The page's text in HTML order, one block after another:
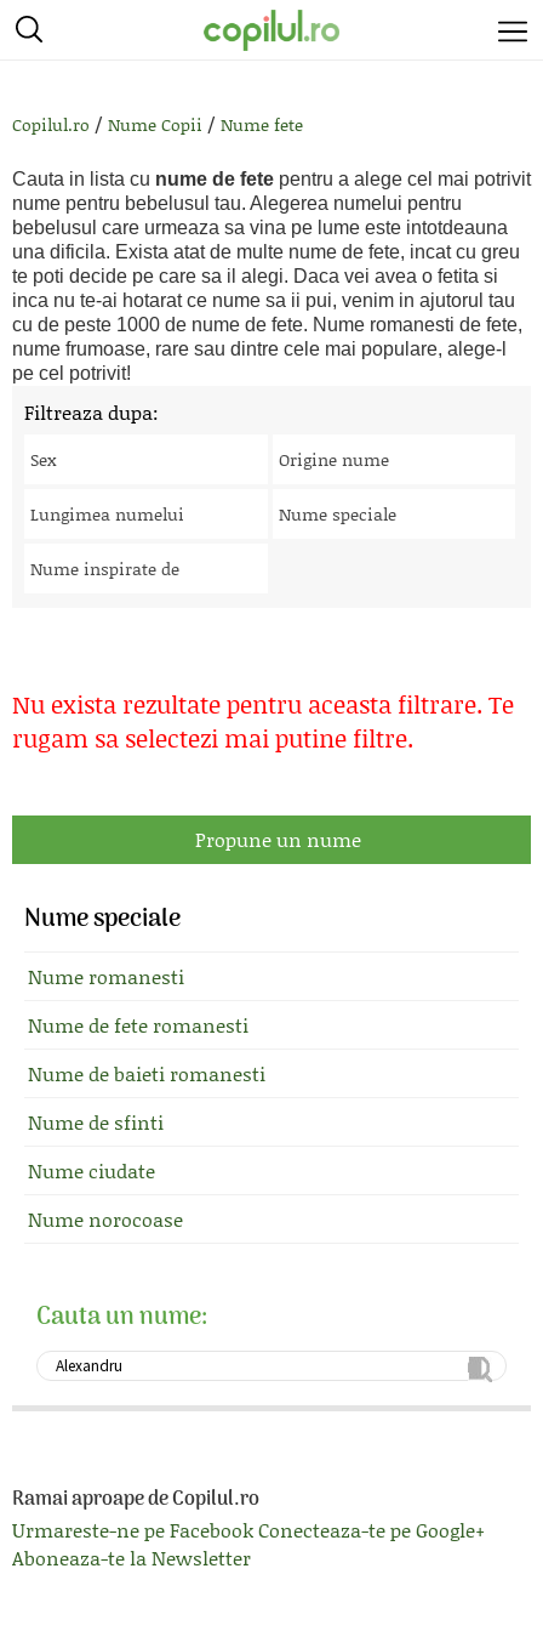
Copilul.ro / Nume Copii / Nume fete
Cauta in lista cu nume de fete pentru a alege cel mai potrivit
nume pentru bebelusul tau. Alegerea numelui pentru
bebelusul care urmeaza sa vina pe lume este intotdeauna
una dificila. Exista atat de multe nume de fete, incat cu greu
te poti decide pe care sa il alegi. Daca vei avea o fetita si
inca nu te-ai hotarat ce nume sa ii pui, venim in ajutorul tau
cu de peste 1000 de nume de fete. Nume romanesti de fete,
nume frumoase, rare sau dintre cele mai populare, alege-l
pe cel potrivit!
Filtreaza dupa:
Sex Origine nume
Lungimea numelui Nume speciale
Nume inspirate de
Nu exista rezultate pentru aceasta filtrare. Te
rugam sa selectezi mai putine filtre.
Propune un nume
Nume speciale
Nume romanesti
Nume de fete romanesti
Nume de baieti romanesti
Nume de sfinti
Nume ciudate
Nume norocoase
Cauta un nume:
Ramai aproape de Copilul.ro
Urmareste-ne pe FacebookConecteaza-te pe Google+
Aboneaza-te la Newsletter